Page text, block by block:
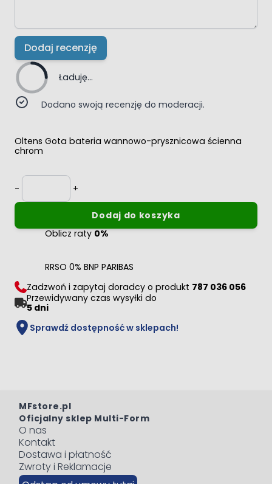
Dodaj recenzję
Ładuję...
Dodano swoją recenzję do moderacji.
Oltens Gota bateria wannowo-prysznicowa ścienna
chrom
-
Ilość
+
Dodaj do koszyka
Oblicz raty0%
RRSO 0% BNP PARIBAS
Zadzwoń i zapytaj doradcy o produkt 787 036 056
Przewidywany czas wysyłki do
5 dni
Sprawdź dostępność w sklepach!
MFstore.pl
Oficjalny sklep Multi-Form
O nas
Kontakt
Dostawa i płatność
Zwroty i Reklamacje